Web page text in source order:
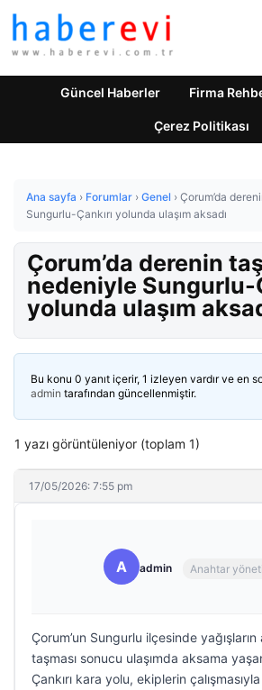
Güncel Haberler Firma
Çerez Politikası
Ana sayfa › Forumlar › Genel › Çorum’da
Sungurlu-Çankırı yolunda ulaşım aksadı
Çorum’da derenin
nedeniyle Sungurlu-
yolunda ulaşım
Bu konu 0 yanıt içerir, 1 izleyen vardır ve en
admin tarafından güncellenmiştir.
1 yazı görüntüleniyor (toplam 1)
17/05/2026: 7:55 pm
A admin Anahtar
Çorum’un Sungurlu ilçesinde
taşması sonucu ulaşımda aksama
Çankırı kara yolu, ekiplerin